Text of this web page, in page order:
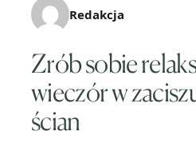
Redakcja
Zrób sobie
wieczór w
ścian